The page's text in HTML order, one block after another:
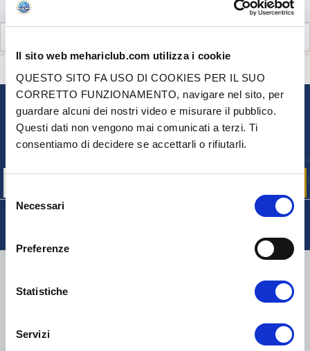
Il sito web mehariclub.com utilizza i cookie
QUESTO SITO FA USO DI COOKIES PER IL SUO
CORRETTO FUNZIONAMENTO, navigare nel sito, per
guardare alcuni dei nostri video e misurare il pubblico.
Questi dati non vengono mai comunicati a terzi. Ti
consentiamo di decidere se accettarli o rifiutarli.
delNecessari
Preferenze
Statistiche
Servizi
NEWSLETTER
Iscriviti per ricevere gratuitamente
le nostre offerte promozionali e le novità sui prodotti
TNT, GÉODIS, FRANCE